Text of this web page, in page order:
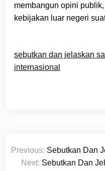
membangun opini
kebijakan luar negeri
sebutkan dan jelaskan
internasional
Navigasi
pos
Previous: Sebutkan Dan
Next: Sebutkan Dan